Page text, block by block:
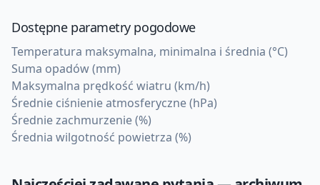
Dostępne parametry pogodowe
Temperatura maksymalna, minimalna i średnia (°C)
Suma opadów (mm)
Maksymalna prędkość wiatru (km/h)
Średnie ciśnienie atmosferyczne (hPa)
Średnie zachmurzenie (%)
Średnia wilgotność powietrza (%)